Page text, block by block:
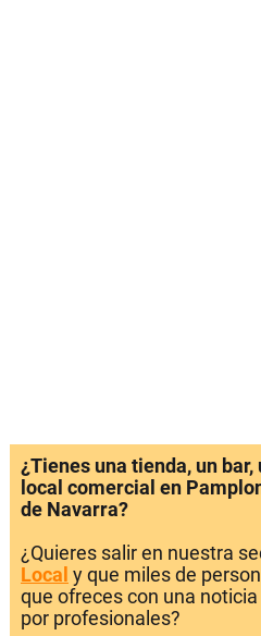
¿Tienes una tienda, un
local comercial en
de Navarra?
¿Quieres salir en nuestra
Local y que miles de
que ofreces con una
por profesionales?